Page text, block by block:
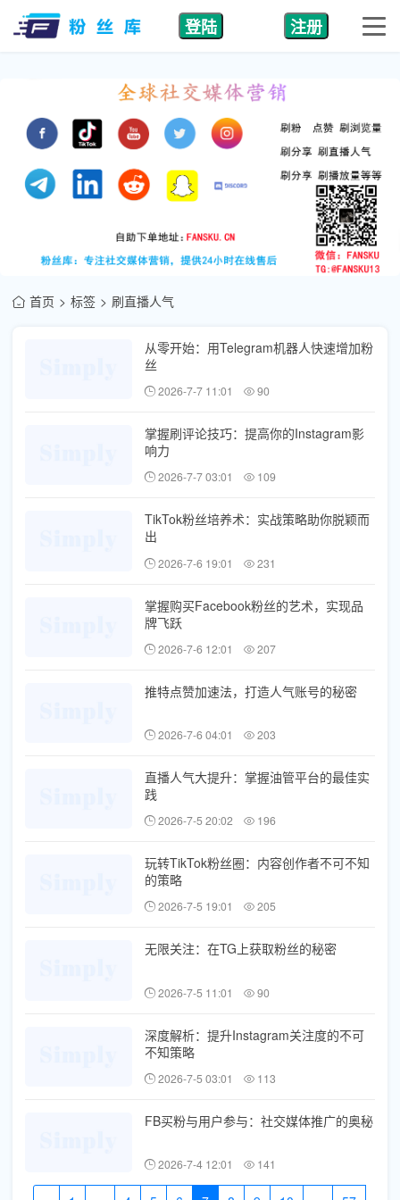
登陆 注册
首页 标签 刷直播人气
从零开始：用Telegram机器人快速增加粉
丝
2026-7-7 11:01 90
掌握刷评论技巧：提高你的Instagram影
响力
2026-7-7 03:01 109
TikTok粉丝培养术：实战策略助你脱颖而
出
2026-7-6 19:01 231
掌握购买Facebook粉丝的艺术，实现品
牌飞跃
2026-7-6 12:01 207
推特点赞加速法，打造人气账号的秘密
2026-7-6 04:01 203
直播人气大提升：掌握油管平台的最佳实
践
2026-7-5 20:02 196
玩转TikTok粉丝圈：内容创作者不可不知
的策略
2026-7-5 19:01 205
无限关注：在TG上获取粉丝的秘密
2026-7-5 11:01 90
深度解析：提升Instagram关注度的不可
不知策略
2026-7-5 03:01 113
FB买粉与用户参与：社交媒体推广的奥秘
2026-7-4 12:01 141